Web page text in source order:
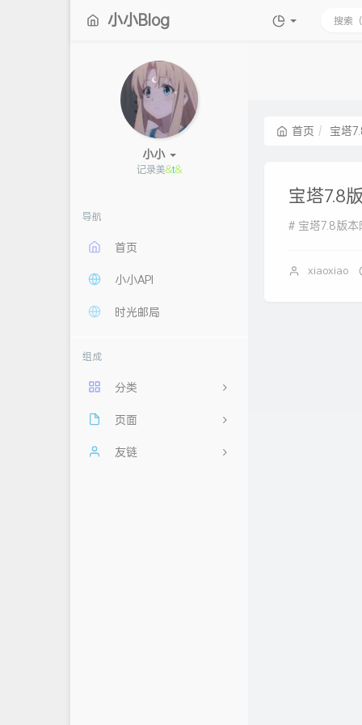
小小Blog
小小
记录美好生^
导航
首页
小小API
时光邮局
组成
分类
11
2
页面
每日60秒，阅读天下事
友链
首页 宝塔
宝塔7.8
# 宝塔7.8版
xiaoxiao